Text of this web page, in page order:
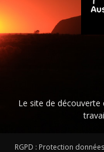
Le site de découverte
RGPD : Protection données